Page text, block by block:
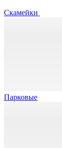
Скамейки
Парковые